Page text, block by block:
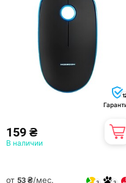
12
159 ₴
В наличии
от 53 ₴/мес.